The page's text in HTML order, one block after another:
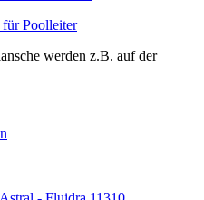
für Poolleiter
werden z.B. auf der